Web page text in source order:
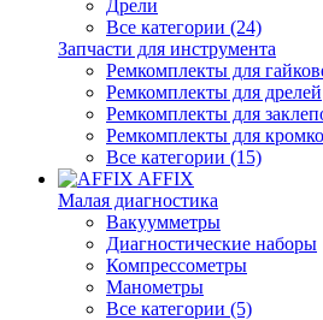
Дрели
Все категории (24)
Запчасти для инструмента
Ремкомплекты для
Ремкомплекты для дрелей
Ремкомплекты для
Ремкомплекты для
Все категории (15)
AFFIX
Малая диагностика
Вакуумметры
Диагностические наборы
Компрессометры
Манометры
Все категории (5)